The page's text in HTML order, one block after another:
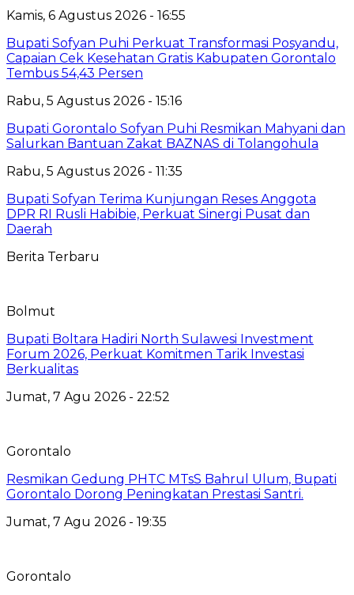
Kamis, 6 Agustus 2026 - 16:55
Bupati Sofyan Puhi Perkuat Transformasi Posyandu,
Capaian Cek Kesehatan Gratis Kabupaten Gorontalo
Tembus 54,43 Persen
Rabu, 5 Agustus 2026 - 15:16
Bupati Gorontalo Sofyan Puhi Resmikan Mahyani dan
Salurkan Bantuan Zakat BAZNAS di Tolangohula
Rabu, 5 Agustus 2026 - 11:35
Bupati Sofyan Terima Kunjungan Reses Anggota
DPR RI Rusli Habibie, Perkuat Sinergi Pusat dan
Daerah
Berita Terbaru
Bolmut
Bupati Boltara Hadiri North Sulawesi Investment
Forum 2026, Perkuat Komitmen Tarik Investasi
Berkualitas
Jumat, 7 Agu 2026 - 22:52
Gorontalo
Resmikan Gedung PHTC MTsS Bahrul Ulum, Bupati
Gorontalo Dorong Peningkatan Prestasi Santri.
Jumat, 7 Agu 2026 - 19:35
Gorontalo